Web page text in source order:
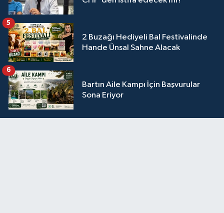
2 Buzağı Hediyeli Bal Festivalinde
Hande Ünsal Sahne Alacak
5
Bartın Aile Kampı İçin Başvurular
Sona Eriyor
6